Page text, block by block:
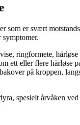
som er svært
ringformete,
ett eller flere hårløse
på kroppen,
spesielt årvåken